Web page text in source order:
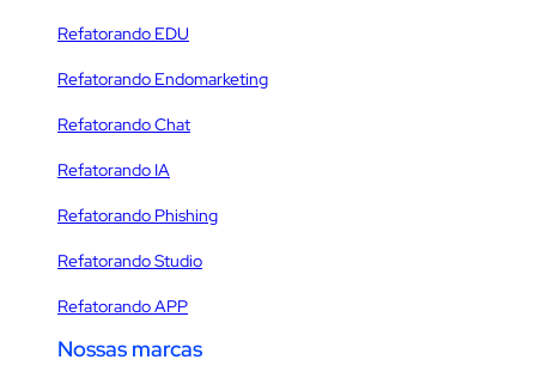
Refatorando EDU
Refatorando Endomarketing
Refatorando Chat
Refatorando IA
Refatorando Phishing
Refatorando Studio
Refatorando APP
Nossas marcas